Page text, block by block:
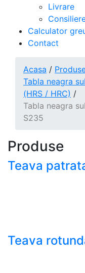
Livrare
Calculator
Contact
Acasa /
Tabla neagra
(HRS / HRC) /
Tabla neagra
S235
Produse
Teava
Teava